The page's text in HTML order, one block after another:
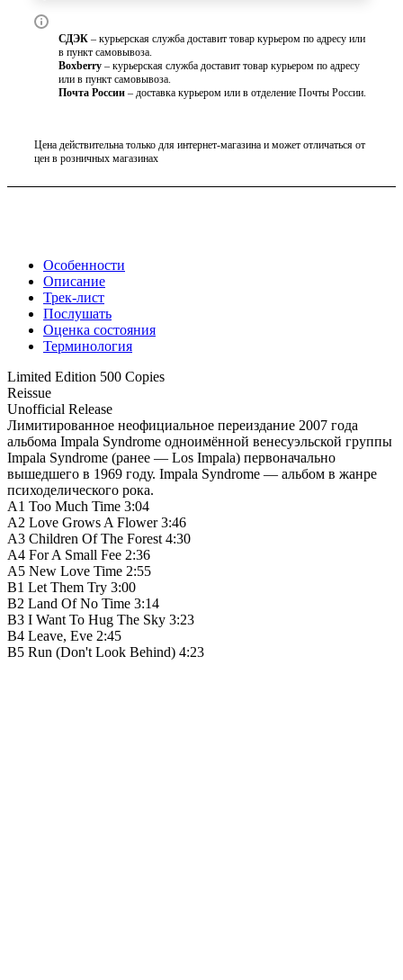
СДЭК – курьерская служба доставит товар курьером по адресу или
в пункт самовывоза.
Boxberry – курьерская служба доставит товар курьером по адресу
или в пункт самовывоза.
Почта России – доставка курьером или в отделение Почты России.
Цена действительна только для интернет-магазина и может отличаться от
цен в розничных магазинах
Особенности
Описание
Трек-лист
Послушать
Оценка состояния
Терминология
Limited Edition 500 Copies
Reissue
Unofficial Release
Лимитированное неофициальное переиздание 2007 года
альбома Impala Syndrome одноимённой венесуэльской группы
Impala Syndrome (ранее — Los Impala) первоначально
вышедшего в 1969 году. Impala Syndrome — альбом в жанре
психоделического рока.
A1 Too Much Time 3:04
A2 Love Grows A Flower 3:46
A3 Children Of The Forest 4:30
A4 For A Small Fee 2:36
A5 New Love Time 2:55
B1 Let Them Try 3:00
B2 Land Of No Time 3:14
B3 I Want To Hug The Sky 3:23
B4 Leave, Eve 2:45
B5 Run (Don't Look Behind) 4:23